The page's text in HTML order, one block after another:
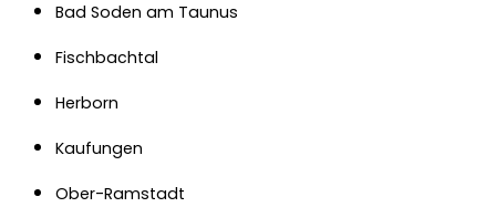
Bad Soden am Taunus
Fischbachtal
Herborn
Kaufungen
Ober-Ramstadt